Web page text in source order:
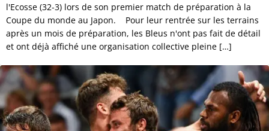
l'Ecosse (32-3) lors de son premier match de préparation à la
Coupe du monde au Japon. Pour leur rentrée sur les terrains
après un mois de préparation, les Bleus n'ont pas fait de détail
et ont déjà affiché une organisation collective pleine […]